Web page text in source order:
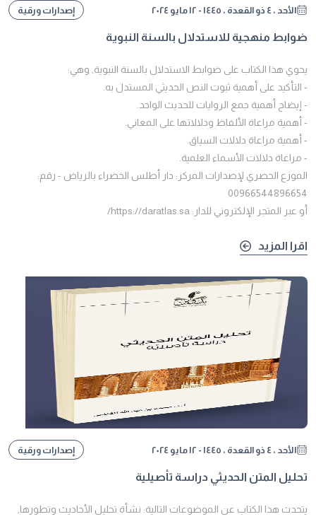
الأحد ، ٤ ذو القعدة ، ١٤٤٥ - ١٢ مايو ٢٠٢٤ إصدارات ورقية
ضوابط منهجية للاستدلال بالسنة النبوية
يحوي هذا الكتاب على ضوابط الاستدلال بالسنة النبوية, وهي:
- التأكيد على أهمية ثبوت النص الحديثي المستدل به.
- إيضاح أهمية جمع الروايات للحديث الواحد.
- أهمية مراعاة الألفاظ ودلالاتها على المعاني.
- أهمية مراعاة دلالات السياق.
- مراعاة دلالات الأسماء العلمية.
الموزع الحصري لإصدارات المركز: دار أطلس الخضراء بالرياض - رقم:
00966544896654
أو عبر المتجر الإلكتروني للدار: https://daratlas.sa/
اقرا المزيد
الأحد ، ٤ ذو القعدة ، ١٤٤٥ - ١٢ مايو ٢٠٢٤ إصدارات ورقية
تحليل المتن الحديثي دراسة تأصيلية
يتحدث هذا الكتاب عن الموضوعات التالية: نشأة تحليل الأحاديث وتطورها,